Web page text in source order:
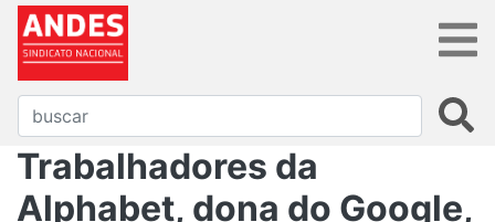
Trabalhadores da
Alphabet, dona do Google,